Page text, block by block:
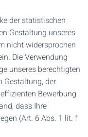
der statistischen
Gestaltung unseres
nicht widersprochen
Die Verwendung
unseres berechtigten
Gestaltung, der
Bewerbung
dass Ihre
(Art. 6 Abs. 1 lit. f